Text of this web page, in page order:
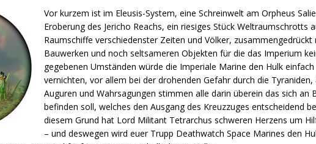
Vor kurzem ist im Eleusis-System, eine Schreinwelt am Orpheus
Eroberung des Jericho Reachs, ein riesiges Stück Weltraumschrotts
Raumschiffe verschiedenster Zeiten und Völker,
Bauwerken und noch seltsameren Objekten für die das Imperium
gegebenen Umständen würde die Imperiale Marine den Hulk
vernichten, vor allem bei der drohenden Gefahr durch die Tyraniden,
Auguren und Wahrsagungen stimmen alle darin überein das sich an
befinden soll, welches den Ausgang des Kreuzzuges entscheidend
diesem Grund hat Lord Militant Tetrarchus schweren Herzens um
– und deswegen wird euer Trupp Deathwatch Space Marines den